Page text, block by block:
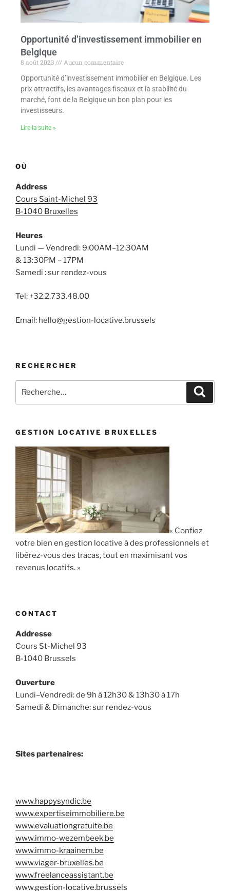
Opportunité d’investissement immobilier en
Belgique
8 août 2023
Aucun commentaire
Opportunité d’investissement immobilier en Belgique. Les
prix attractifs, les avantages fiscaux et la stabilité du
marché, font de la Belgique un bon plan pour les
investisseurs.
Lire la suite »
OÙ
Address
Cours Saint-Michel 93
B-1040 Bruxelles
Heures
Lundi — Vendredi: 9:00AM–12:30AM
& 13:30PM – 17PM
Samedi : sur rendez-vous
Tel: +32.2.733.48.00
Email: hello@gestion-locative.brussels
RECHERCHER
GESTION LOCATIVE BRUXELLES
« Confiez
votre bien en gestion locative à des professionnels et
libérez-vous des tracas, tout en maximisant vos
revenus locatifs. »
CONTACT
Addresse
Cours St-Michel 93
B-1040 Brussels
Ouverture
Lundi–Vendredi: de 9h à 12h30 & 13h30 à 17h
Samedi & Dimanche: sur rendez-vous
Sites partenaires:
www.happysyndic.be
www.expertiseimmobiliere.be
www.evaluationgratuite.be
www.immo-wezembeek.be
www.immo-kraainem.be
www.viager-bruxelles.be
www.freelanceassistant.be
www.gestion-locative.brussels